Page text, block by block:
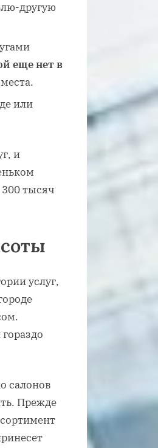
другую
еще нет в
или
и
тысяч
услуг,
салонов
Прежде